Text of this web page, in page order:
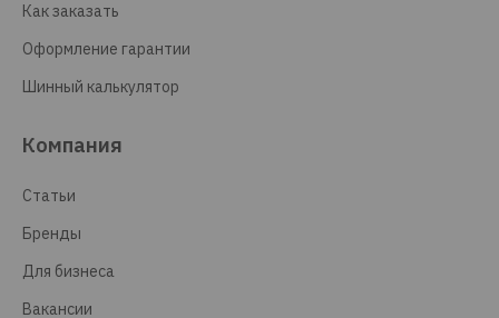
Как заказать
Оформление гарантии
Шинный калькулятор
Компания
Статьи
Бренды
Для бизнеса
Вакансии